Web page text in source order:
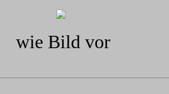
wie Bild vor